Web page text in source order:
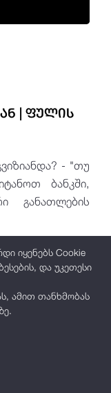
| ფულის
- "თუ
ბანკში,
განათლების
იყენებს Cookie
და უკეთესი
ამით თანხმობას